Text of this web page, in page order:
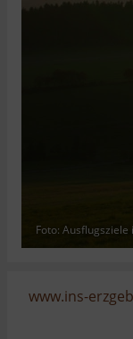
Foto:
www.ins-